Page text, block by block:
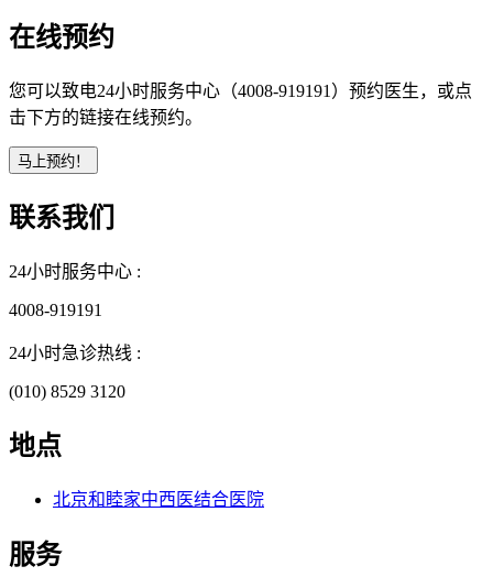
在线预约
您可以致电24小时服务中心（4008-919191）预约医生，或点
击下方的链接在线预约。
联系我们
24小时服务中心 :
4008-919191
24小时急诊热线 :
(010) 8529 3120
地点
北京和睦家中西医结合医院
服务